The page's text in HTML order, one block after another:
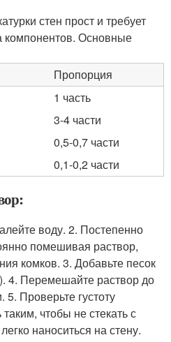
стен прост и требует
компонентов. Основные
Пропорция
1 часть
3-4 части
0,5-0,7 части
0,1-0,2 части
воду. 2. Постепенно
помешивая раствор,
комков. 3. Добавьте песок
4. Перемешайте раствор до
Проверьте густоту
чтобы не стекать с
наноситься на стену.